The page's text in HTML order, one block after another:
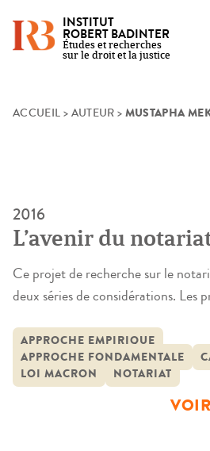
Skip
INSTITUT
ROBERT BADINTER
Études et recherches
sur le droit et la justice
ACCUEIL > AUTEUR > MUSTAPHA
2016
L’avenir du
Ce projet de recherche sur le
deux séries de considérations. Les
dominante du marché, les
exercées par les institutions
s’interroger sur la place du notariat
APPROCHE EMPIRIQUE
APPROCHE FONDAMENTALE
LOI MACRON
NOTARIAT